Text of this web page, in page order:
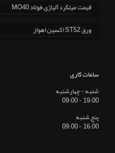
قیمت میلگرد آلیاژی فولاد MO40
ورق ST52 اکسین اهواز
ساعات کاری
شنبه - چهارشنبه
19:00 - 09:00
پنج شنبه
16:00 - 09:00